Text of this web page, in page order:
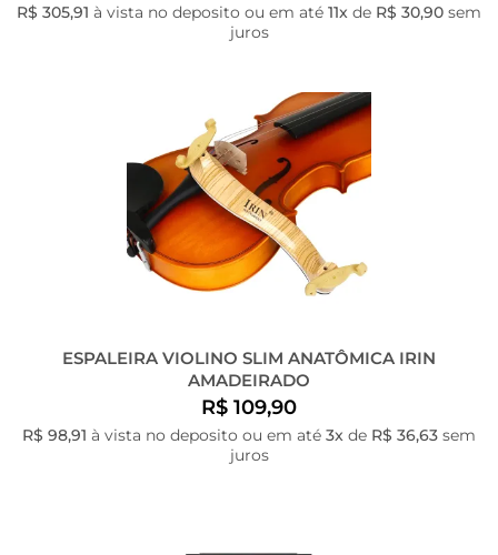
R$ 305,91 à vista no deposito ou em até 11x de R$ 30,90 sem
juros
ESPALEIRA VIOLINO SLIM ANATÔMICA IRIN
AMADEIRADO
R$ 109,90
R$ 98,91 à vista no deposito ou em até 3x de R$ 36,63 sem
juros